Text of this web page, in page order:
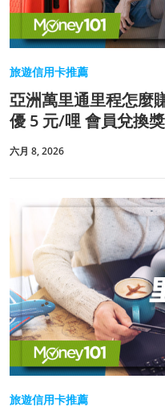
旅遊信用卡推薦
亞洲萬里通里程怎麼
優 5 元/哩 會員兌換
六月 8, 2026
旅遊信用卡推薦